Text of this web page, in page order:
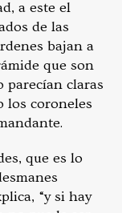
a este el
de las
bajan a
que son
parecían claras
los coroneles
que es lo
“y si hay